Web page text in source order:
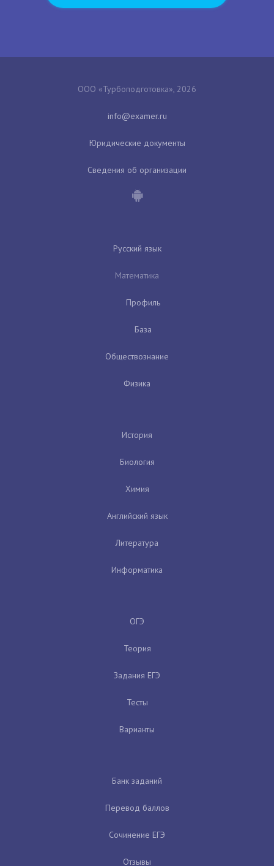
ООО «Турбоподготовка», 2026
Юридические документы
Сведения об организации
Русский язык
Математика
Профиль
База
Обществознание
Физика
История
Биология
Химия
Английский язык
Литература
Информатика
ОГЭ
Теория
Задания ЕГЭ
Тесты
Варианты
Банк заданий
Перевод баллов
Сочинение ЕГЭ
Отзывы